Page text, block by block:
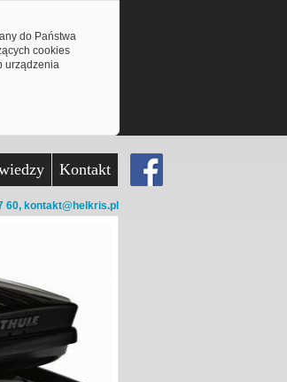
do Państwa
cookies
urządzenia
Kontakt
60, kontakt@helkris.pl